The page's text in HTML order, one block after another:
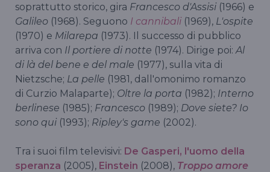
soprattutto storico, gira Francesco d'Assisi (1966) e
Galileo (1968). Seguono I cannibali (1969), L'ospite
(1970) e Milarepa (1973). Il successo di pubblico
arriva con Il portiere di notte (1974). Dirige poi:Al
di là del bene e del male (1977), sulla vita di
Nietzsche; La pelle (1981, dall'omonimo romanzo
di Curzio Malaparte); Oltre la porta (1982); Interno
berlinese (1985); Francesco (1989); Dove siete? Io
sono qui (1993); Ripley's game (2002).
Tra i suoi film televisivi: De Gasperi, l'uomo della
speranza (2005), Einstein (2008), Troppo amore